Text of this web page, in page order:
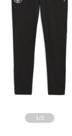
1 /3